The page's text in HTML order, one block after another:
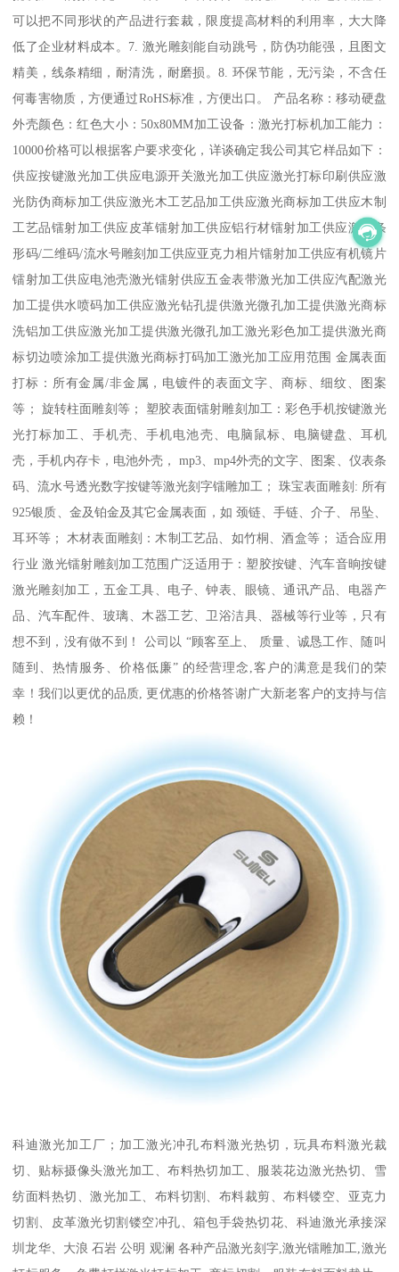
可以把不同形状的产品进行套裁，限度提高材料的利用率，大大降
低了企业材料成本。7. 激光雕刻能自动跳号，防伪功能强，且图文
精美，线条精细，耐清洗，耐磨损。8. 环保节能，无污染，不含任
何毒害物质，方便通过RoHS标准，方便出口。 产品名称：移动硬盘
外壳颜色：红色大小：50x80MM加工设备：激光打标机加工能力：
10000价格可以根据客户要求变化，详谈确定我公司其它样品如下：
供应按键激光加工供应电源开关激光加工供应激光打标印刷供应激
光防伪商标加工供应激光木工艺品加工供应激光商标加工供应木制
工艺品镭射加工供应皮革镭射加工供应铝行材镭射加工供应激光条
形码/二维码/流水号雕刻加工供应亚克力相片镭射加工供应有机镜片
镭射加工供应电池壳激光镭射供应五金表带激光加工供应汽配激光
加工提供水喷码加工供应激光钻孔提供激光微孔加工提供激光商标
洗铝加工供应激光加工提供激光微孔加工激光彩色加工提供激光商
标切边喷涂加工提供激光商标打码加工激光加工应用范围 金属表面
打标：所有金属/非金属，电镀件的表面文字、商标、细纹、图案
等； 旋转柱面雕刻等； 塑胶表面镭射雕刻加工：彩色手机按键激光
光打标加工、手机壳、手机电池壳、电脑鼠标、电脑键盘、耳机
壳，手机内存卡，电池外壳， mp3、mp4外壳的文字、图案、仪表条
码、流水号透光数字按键等激光刻字镭雕加工； 珠宝表面雕刻: 所有
925银质、金及铂金及其它金属表面，如 颈链、手链、介子、吊坠、
耳环等； 木材表面雕刻：木制工艺品、如竹桐、酒盒等； 适合应用
行业 激光镭射雕刻加工范围广泛适用于：塑胶按键、汽车音晌按键
激光雕刻加工，五金工具、电子、钟表、眼镜、通讯产品、电器产
品、汽车配件、玻璃、木器工艺、卫浴洁具、器械等行业等，只有
想不到，没有做不到！ 公司以 “顾客至上、 质量、诚恳工作、随叫
随到、热情服务、价格低廉” 的经营理念,客户的满意是我们的荣
幸！我们以更优的品质, 更优惠的价格答谢广大新老客户的支持与信
赖！
科迪激光加工厂；加工激光冲孔布料激光热切，玩具布料激光裁
切、贴标摄像头激光加工、布料热切加工、服装花边激光热切、雪
纺面料热切、激光加工、布料切割、布料裁剪、布料镂空、亚克力
切割、皮革激光切割镂空冲孔、箱包手袋热切花、科迪激光承接深
圳龙华、大浪 石岩 公明 观澜 各种产品激光刻字,激光镭雕加工,激光